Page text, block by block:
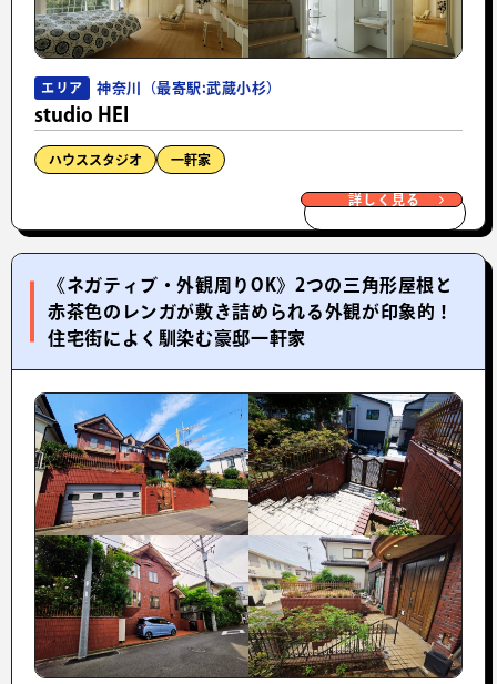
エリア 神奈川（最寄駅:武蔵小杉）
studio HEI
ハウススタジオ 一軒家
詳しく見る
《ネガティブ・外観周りOK》2つの三角形屋根と
赤茶色のレンガが敷き詰められる外観が印象的！
住宅街によく馴染む豪邸一軒家